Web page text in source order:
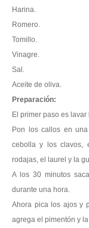
Harina.
Romero.
Tomillo.
Vinagre.
Sal.
Aceite de oliva.
Preparación:
El primer paso es
Pon los callos en
cebolla y los clavos,
rodajas, el laurel y la
A los 30 minutos
durante una hora.
Ahora pica los ajos y
agrega el pimentón y